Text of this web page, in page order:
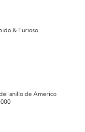
& Furioso.
anillo de Americo